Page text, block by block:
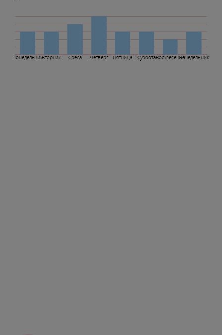
ПонедельникВторник Среда Четверг Пятница СубботаВоскресеньеПонедельник